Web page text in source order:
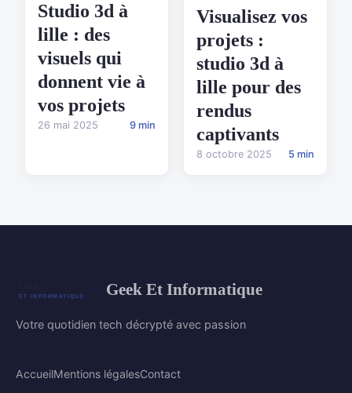
Studio 3d à
lille : des
visuels qui
donnent vie à
vos projets
26 mai 2025 9 min
Visualisez vos
projets :
studio 3d à
lille pour des
rendus
captivants
8 octobre 2025 5 min
Geek Et Informatique
Votre quotidien tech décrypté avec passion
AccueilMentions légalesContact